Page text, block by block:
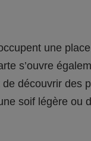
une
s’ouvre
découvrir des
soif légère ou